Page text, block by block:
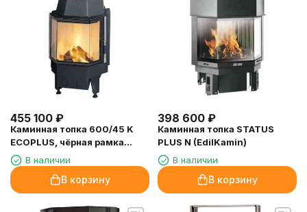
455 100 ₽
Каминная топка 600/45 K
ECOPLUS, чёрная рамка
(Hark)В наличии
В корзину
398 600 ₽
Каминная топка STATUS
PLUS N (EdilKamin)
В наличии
В корзину